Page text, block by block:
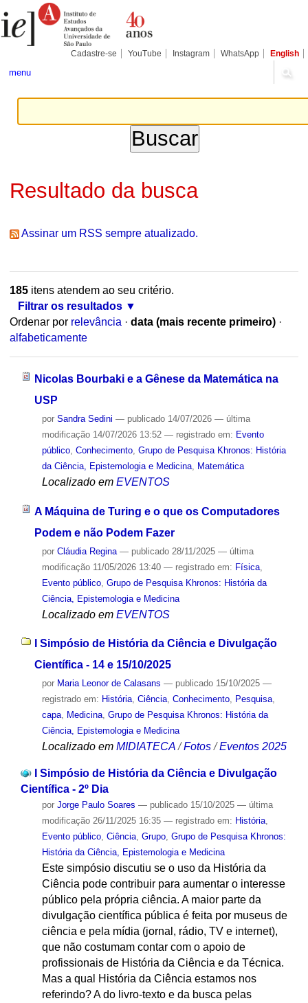
para
conteúdo.
Pessoais
Cadastre-se YouTube Instagram WhatsApp English
menu
Resultado da busca
Assinar um RSS sempre atualizado.
185itens atendem ao seu critério.
Filtrar os resultados
Ordenar por relevância · data (mais recente primeiro) ·
alfabeticamente
Nicolas Bourbaki e a Gênese da Matemática na
USP
por Sandra Sedini — publicado14/07/2026 — última
modificação14/07/2026 13:52 — registrado em: Evento
público, Conhecimento, Grupo de Pesquisa Khronos: História
da Ciência, Epistemologia e Medicina, Matemática
Localizado em EVENTOS
A Máquina de Turing e o que os Computadores
Podem e não Podem Fazer
por Cláudia Regina — publicado28/11/2025 — última
modificação11/05/2026 13:40 — registrado em: Física,
Evento público, Grupo de Pesquisa Khronos: História da
Ciência, Epistemologia e Medicina
Localizado em EVENTOS
I Simpósio de História da Ciência e Divulgação
Científica - 14 e 15/10/2025
por Maria Leonor de Calasans — publicado15/10/2025 —
registrado em: História, Ciência, Conhecimento, Pesquisa,
capa, Medicina, Grupo de Pesquisa Khronos: História da
Ciência, Epistemologia e Medicina
Localizado em MIDIATECA /Fotos /Eventos 2025
I Simpósio de História da Ciência e Divulgação
Científica - 2º Dia
por Jorge Paulo Soares — publicado15/10/2025 — última
modificação26/11/2025 16:35 — registrado em: História,
Evento público, Ciência, Grupo, Grupo de Pesquisa Khronos:
História da Ciência, Epistemologia e Medicina
Este simpósio discutiu se o uso da História da
Ciência pode contribuir para aumentar o interesse
público pela própria ciência. A maior parte da
divulgação científica pública é feita por museus de
ciência e pela mídia (jornal, rádio, TV e internet),
que não costumam contar com o apoio de
profissionais de História da Ciência e da Técnica.
Mas a qual História da Ciência estamos nos
referindo? A do livro-texto e da busca pelas